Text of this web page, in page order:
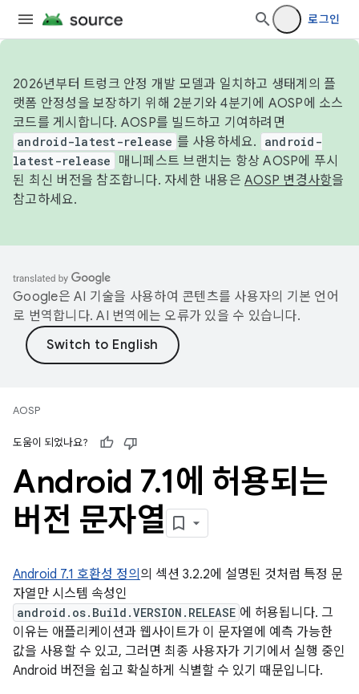
로그인
2026년부터 트렁크 안정 개발 모델과 일치하고 생태계의 플
랫폼 안정성을 보장하기 위해 2분기와 4분기에 AOSP에 소스
코드를 게시합니다. AOSP를 빌드하고 기여하려면
android-latest-release 를 사용하세요.
android-
latest-release
매니페스트 브랜치는 항상 AOSP에 푸시
된 최신 버전을 참조합니다. 자세한 내용은 AOSP 변경사항을
참고하세요.
Google은 AI 기술을 사용하여 콘텐츠를 사용자의 기본 언어
로 번역합니다. AI 번역에는 오류가 있을 수 있습니다.
AOSP
도움이 되었나요?
Android 7.1에 허용되는
버전 문자열
Android 7.1 호환성 정의 의 섹션 3.2.2에 설명된 것처럼 특정 문
자열만 시스템 속성인
android.os.Build.VERSION.RELEASE 에 허용됩니다. 그
이유는 애플리케이션과 웹사이트가 이 문자열에 예측 가능한
값을 사용할 수 있고, 그러면 최종 사용자가 기기에서 실행 중인
Android 버전을 쉽고 확실하게 식별할 수 있기 때문입니다.